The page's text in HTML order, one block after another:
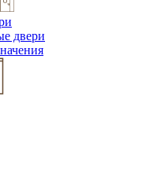
двери